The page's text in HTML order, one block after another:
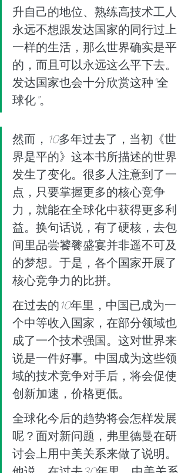
升自己的地位、熟练高技术工人
永远不想跟发达国家的同行过上
一样的生活，那么世界确实是平
的，而且可以永远这么平下去。
发达国家也会十分欣赏这种 “全
球化”。
然而， 10多年过去了，当初《世
界是平的》这本书所描述的世界
发生了变化。很多人注意到了一
点，只要掌握更多的核心竞争
力，就能在全球化中获得更多利
益。换句话说，有了硬核，去包
间里品尝饕餮盛宴并非遥不可及
的梦想。于是，各个国家开展了
核心竞争力的比拼。
在过去的10年里，中国已成为一
个中等收入国家，在部分领域也
成了一个技术强国。这对世界来
说是一件好事。中国成为这些领
域的技术竞争对手后，将会促使
创新加速，价格更低。
全球化今后的趋势将会怎样发展
呢？面对新问题，弗里德曼在研
讨会上用中美关系来做了说明。